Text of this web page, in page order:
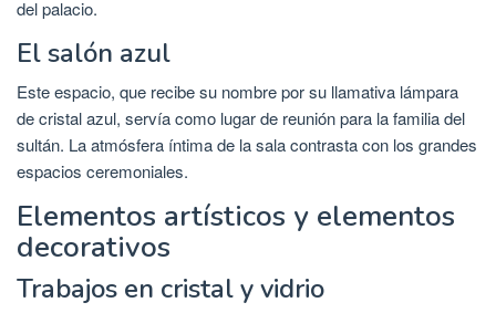
del palacio.
El salón azul
Este espacio, que recibe su nombre por su llamativa lámpara
de cristal azul, servía como lugar de reunión para la familia del
sultán. La atmósfera íntima de la sala contrasta con los grandes
espacios ceremoniales.
Elementos artísticos y elementos
decorativos
Trabajos en cristal y vidrio